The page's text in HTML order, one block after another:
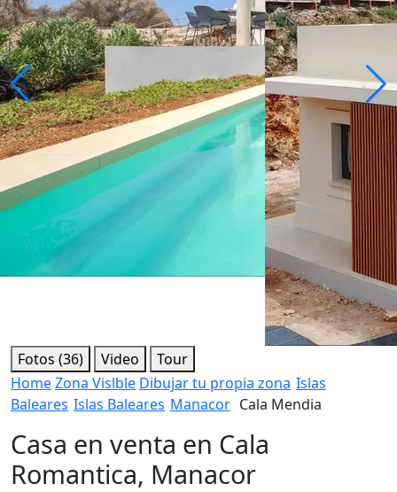
Fotos (36) Video
Tour
HomeZona Vislble Dibujar tu propia zona Islas
Baleares Islas Baleares Manacor Cala Mendia
Casa en venta en Cala
Romantica, Manacor